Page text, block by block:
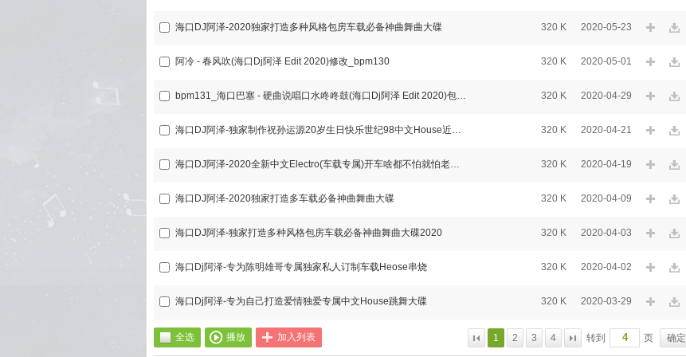
海口DJ阿泽-2020独家打造多种风格包房车载必备神曲舞曲大碟 320 K 2020-05-23
阿冷 - 春风吹(海口Dj阿泽 Edit 2020)修改_bpm130 320 K 2020-05-01
bpm131_海口巴塞 - 硬曲说唱口水咚咚鼓(海口Dj阿泽 Edit 2020)包房私货 320 K 2020-04-29
海口DJ阿泽-独家制作祝孙运源20岁生日快乐世纪98中文House近期海口总店热播舞曲大碟 320 K 2020-04-21
海口DJ阿泽-2020全新中文Electro(车载专属)开车啥都不怕就怕老歌带 320 K 2020-04-19
海口DJ阿泽-2020独家打造多车载必备神曲舞曲大碟 320 K 2020-04-09
海口DJ阿泽-独家打造多种风格包房车载必备神曲舞曲大碟2020 320 K 2020-04-03
海口Dj阿泽-专为陈明雄哥专属独家私人订制车载Heose串烧 320 K 2020-04-02
海口Dj阿泽-专为自己打造爱情独爱专属中文House跳舞大碟 320 K 2020-03-29
全选 播放 加入列表 确定
转到 页
1 2 3 4